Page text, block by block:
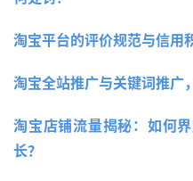
淘宝平台的评价规范与信用
淘宝店铺流量揭秘：如何
长？